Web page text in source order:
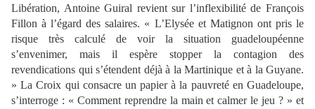
Libération, Antoine Guiral revient sur l’inflexibilité de François
Fillon à l’égard des salaires. « L’Elysée et Matignon ont pris le
risque très calculé de voir la situation guadeloupéenne
s’envenimer, mais il espère stopper la contagion des
revendications qui s’étendent déjà à la Martinique et à la Guyane.
» La Croix qui consacre un papier à la pauvreté en Guadeloupe,
s’interroge : « Comment reprendre la main et calmer le jeu ? » et